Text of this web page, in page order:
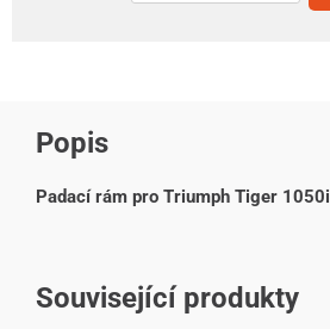
Popis
Padací rám pro Triumph Tiger 1050i
Související produkty